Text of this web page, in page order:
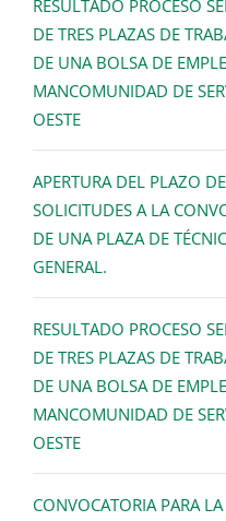
RESULTADO PROCESO
DE TRES PLAZAS DE
DE UNA BOLSA DE
MANCOMUNIDAD DE
OESTE
APERTURA DEL PLAZO
SOLICITUDES A LA
DE UNA PLAZA DE
GENERAL.
RESULTADO PROCESO
DE TRES PLAZAS DE
DE UNA BOLSA DE
MANCOMUNIDAD DE
OESTE
CONVOCATORIA PARA